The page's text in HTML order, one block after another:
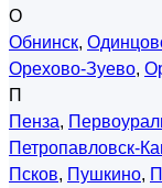
О
Обнинск,
Орехово-Зуево,
П
Пенза,
Петропавловск-
Псков, Пушкино,